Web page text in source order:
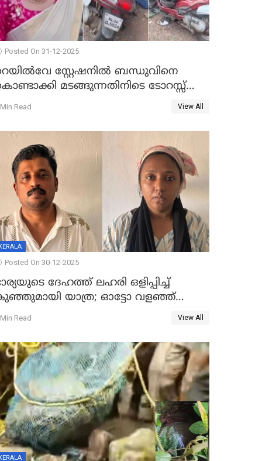
Posted On 31-12-2025
സ്റ്റേഷനിൽ ബന്ധുവിനെ
മടങ്ങുന്നതിനിടെ ടോറസ്സ്
സ്കൂട്ടറിൽ ഇടിച്ചു : യുവതിക്ക്
Read View All
KERALA
Posted On 30-12-2025
ദേഹത്ത് ലഹരി ഒളിപ്പിച്ച്
യാത്ര; ഓട്ടോ വളഞ്ഞ്
പിടികൂടി പൊലീസ്
Read View All
KERALA